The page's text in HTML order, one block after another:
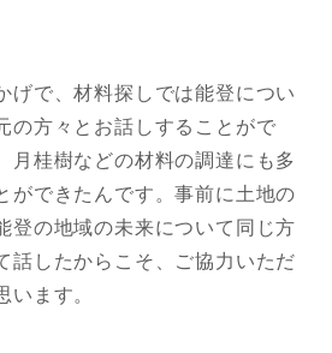
げで、材料探しでは能登につい
の方々とお話しすることがで
月桂樹などの材料の調達にも多
ができたんです。事前に土地の
登の地域の未来について同じ方
話したからこそ、ご協力いただ
います。